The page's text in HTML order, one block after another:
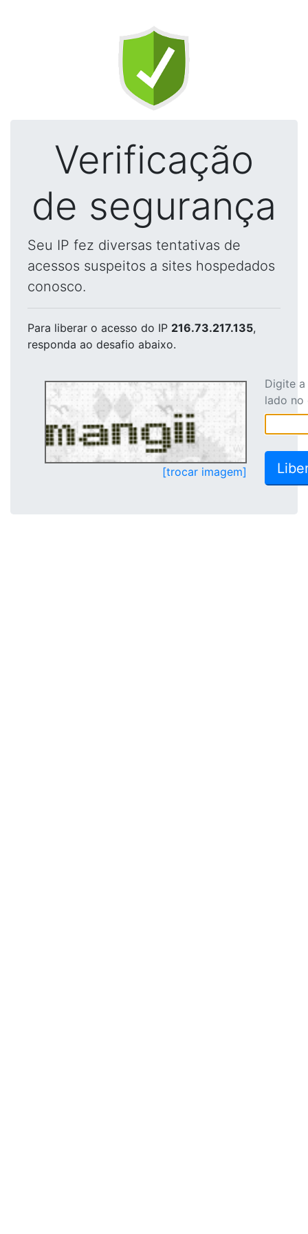
Verificação
de segurança
Seu IP fez diversas tentativas de
acessos suspeitos a sites hospedados
conosco.
Para liberar o acesso do IP 216.73.217.135,
responda ao desafio abaixo.
[trocar imagem]
Digite
lado no